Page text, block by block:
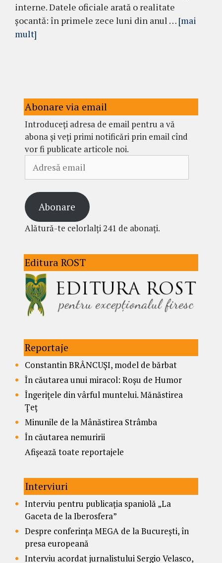
interne. Datele oficiale arată o realitate
șocantă: în primele zece luni din anul … [mai
mult]
Abonare via email
Introduceți adresa de email pentru a vă
abona și veți primi notificări prin email cînd
vor fi publicate articole noi.
email
Abonare
Alătură-te celorlalți 241 de abonați.
Editura ROST
Reportaje
Constantin BRÂNCUȘI, model de bărbat
În căutarea unui miracol: Roșu de Humor
Îngerițele din vârful muntelui. Mănăstirea
Țeț
Minunile de la Mânăstirea Strâmba
În căutarea nemuririi
Afișează toate reportajele
Interviuri
Interviu pentru publicația spaniolă „La
Gaceta de la Iberosfera”
Despre conferința MEGA de la București, în
presa europeană
Interviu acordat jurnalistului Sergio Velasco,